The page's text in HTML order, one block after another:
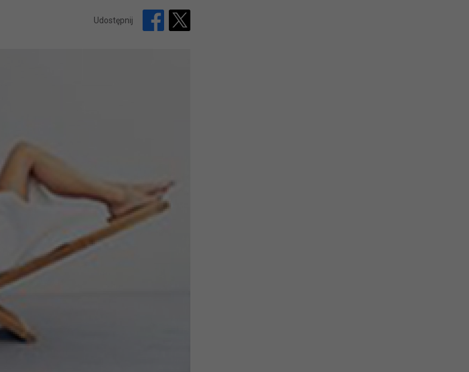
Udostępnij